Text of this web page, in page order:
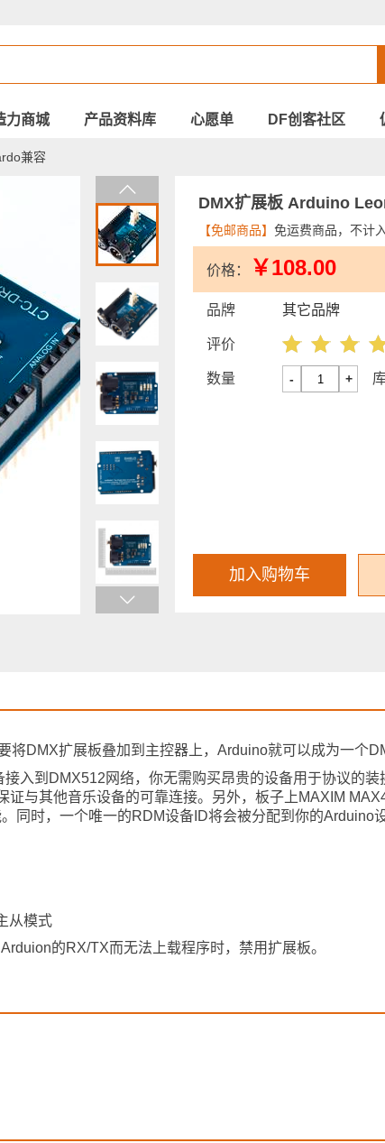
力商城 产品资料库 心愿单 DF创客社区
兼容
DMX扩展板 Arduino
【免邮商品】 免运费商品，不计
价格： ￥108.00
品牌 其它品牌
评价
数量 - +
加入购物车
将DMX扩展板叠加到主控器上，Arduino就可以成为一个
入到DMX512网络，你无需购买昂贵的设备用于协议的装
与其他音乐设备的可靠连接。另外，板子上MAXIM
同时，一个唯一的RDM设备ID将会被分配到你的Arduino
从模式
的RX/TX而无法上载程序时，禁用扩展板。